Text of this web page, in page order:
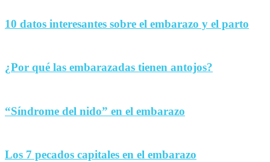
10 datos interesantes sobre el embarazo y el parto
¿Por qué las embarazadas tienen antojos?
“Síndrome del nido” en el embarazo
Los 7 pecados capitales en el embarazo